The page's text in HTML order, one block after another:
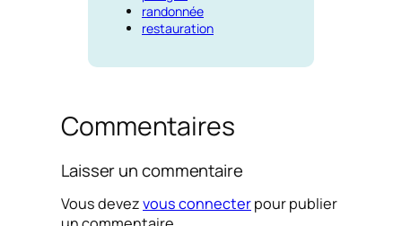
randonnée
restauration
Commentaires
Laisser un commentaire
Vous devezvous connecterpour publier